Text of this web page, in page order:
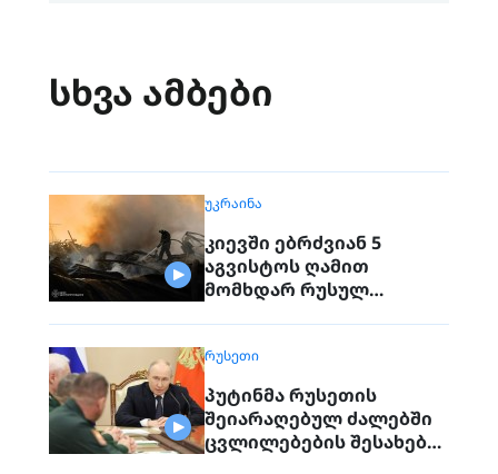
სხვა ამბები
ᲣᲙᲠᲐᲘᲜᲐ
კიევში ებრძვიან 5
აგვისტოს ღამით
მომხდარ რუსულ
ᲠᲣᲡᲔᲗᲘ
პუტინმა რუსეთის
შეიარაღებულ ძალებში
ცვლილებების შესახებ